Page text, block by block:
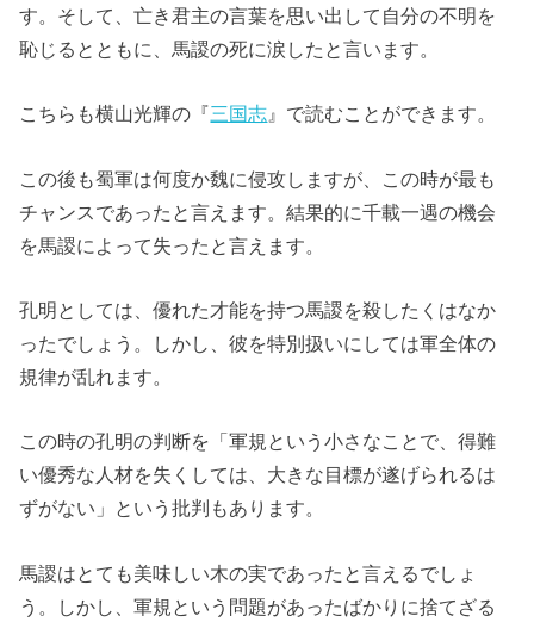
す。そして、亡き君主の言葉を思い出して自分の不明を
恥じるとともに、馬謖の死に涙したと言います。
こちらも横山光輝の『三国志 』で読むことができます。
この後も蜀軍は何度か魏に侵攻しますが、この時が最も
チャンスであったと言えます。結果的に千載一遇の機会
を馬謖によって失ったと言えます。
孔明としては、優れた才能を持つ馬謖を殺したくはなか
ったでしょう。しかし、彼を特別扱いにしては軍全体の
規律が乱れます。
この時の孔明の判断を「軍規という小さなことで、得難
い優秀な人材を失くしては、大きな目標が遂げられるは
ずがない」という批判もあります。
馬謖はとても美味しい木の実であったと言えるでしょ
う。しかし、軍規という問題があったばかりに捨てざる